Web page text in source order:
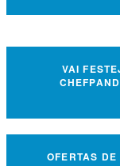
VAI
OFERTAS